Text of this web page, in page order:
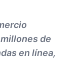
de
en línea,